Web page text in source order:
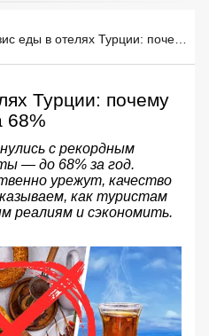
Турции: почему
68%
с рекордным
— до 68% за год.
урежут, качество
как туристам
реалиям и сэкономить.